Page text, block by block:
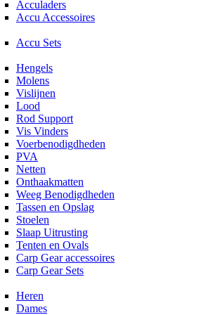
Acculaders
Accu Accessoires
Accu Sets
Hengels
Molens
Vislijnen
Lood
Rod Support
Vis Vinders
Voerbenodigdheden
PVA
Netten
Onthaakmatten
Weeg Benodigdheden
Tassen en Opslag
Stoelen
Slaap Uitrusting
Tenten en Ovals
Carp Gear accessoires
Carp Gear Sets
Heren
Dames